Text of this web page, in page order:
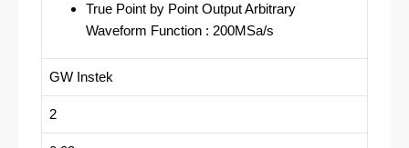
True Point by Point Output Arbitrary
Waveform Function : 200MSa/s
GW Instek
2